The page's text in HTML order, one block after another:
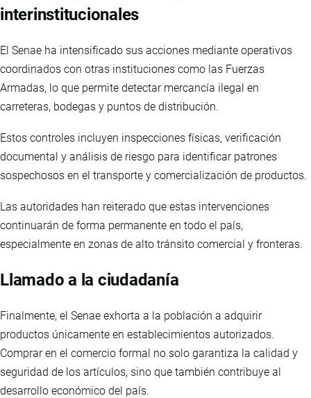
interinstitucionales
El Senae ha intensificado sus acciones mediante operativos
coordinados con otras instituciones como las Fuerzas
Armadas, lo que permite detectar mercancía ilegal en
carreteras, bodegas y puntos de distribución.
Estos controles incluyen inspecciones físicas, verificación
documental y análisis de riesgo para identificar patrones
sospechosos en el transporte y comercialización de productos.
Las autoridades han reiterado que estas intervenciones
continuarán de forma permanente en todo el país,
especialmente en zonas de alto tránsito comercial y fronteras.
Llamado a la ciudadanía
Finalmente, el Senae exhorta a la población a adquirir
productos únicamente en establecimientos autorizados.
Comprar en el comercio formal no solo garantiza la calidad y
seguridad de los artículos, sino que también contribuye al
desarrollo económico del país.